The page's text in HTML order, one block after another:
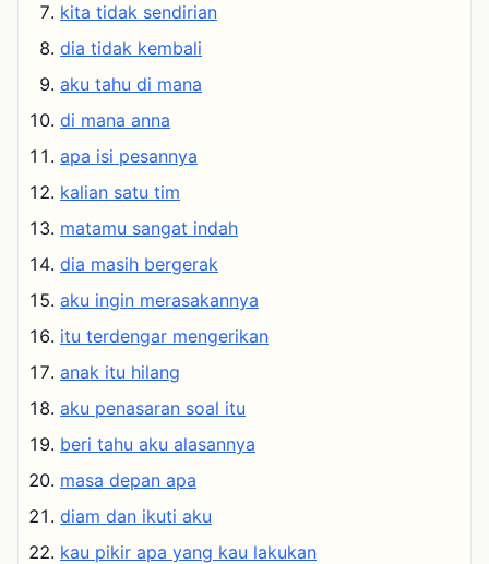
kita tidak sendirian
dia tidak kembali
aku tahu di mana
di mana anna
apa isi pesannya
kalian satu tim
matamu sangat indah
dia masih bergerak
aku ingin merasakannya
itu terdengar mengerikan
anak itu hilang
aku penasaran soal itu
beri tahu aku alasannya
masa depan apa
diam dan ikuti aku
kau pikir apa yang kau lakukan